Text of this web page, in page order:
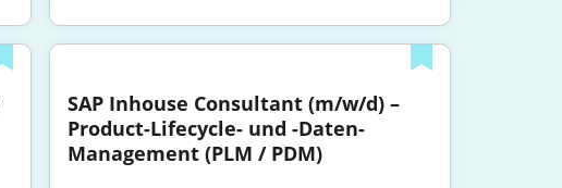
SAP Inhouse Consultant (m/w/d) –
Product-Lifecycle- und -Daten-
Management (PLM / PDM)